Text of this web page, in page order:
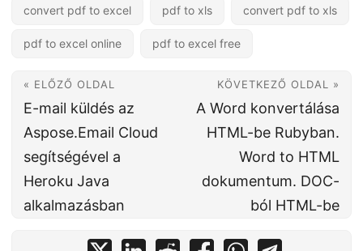
convert pdf to excel pdf to xls convert pdf to xls
pdf to excel online pdf to excel free
« ELŐZŐ OLDAL
E-mail küldés az
Aspose.Email Cloud
segítségével a
Heroku Java
alkalmazásban
KÖVETKEZŐ OLDAL »
A Word konvertálása
HTML-be Rubyban.
Word to HTML
dokumentum. DOC-
ból HTML-be